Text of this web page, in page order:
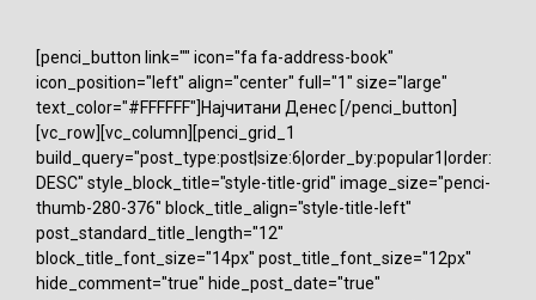
[penci_button link="" icon="fa fa-address-book"
icon_position="left" align="center" full="1" size="large"
text_color="#FFFFFF"]Најчитани Денес [/penci_button]
[vc_row][vc_column][penci_grid_1
build_query="post_type:post|size:6|order_by:popular1|order:
DESC" style_block_title="style-title-grid" image_size="penci-
thumb-280-376" block_title_align="style-title-left"
post_standard_title_length="12"
block_title_font_size="14px" post_title_font_size="12px"
hide_comment="true" hide_post_date="true"